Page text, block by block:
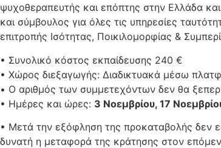
ψυχοθεραπευτής και επόπτης στην Ελλάδα
και σύμβουλος για όλες τις υπηρεσίες
επιτροπής Ισότητας, Ποικιλομορφίας &
• Συνολικό κόστος εκπαίδευσης 240 €
• Χώρος διεξαγωγής: Διαδικτυακά μέσω
• Ο αριθμός των συμμετεχόντων δεν θα
• Ημέρες και ώρες: 3 Νοεμβρίου, 17
• Μετά την εξόφληση της προκαταβολής δεν
δυνατή η μεταφορά της κράτησης στον